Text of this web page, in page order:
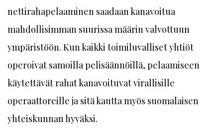
nettirahapelaaminen saadaan kanavoitua
mahdollisimman suurissa määrin valvottuun
ympäristöön. Kun kaikki toimiluvalliset yhtiöt
operoivat samoilla pelisäännöillä, pelaamiseen
käytettävät rahat kanavoituvat virallisille
operaattoreille ja sitä kautta myös suomalaisen
yhteiskunnan hyväksi.